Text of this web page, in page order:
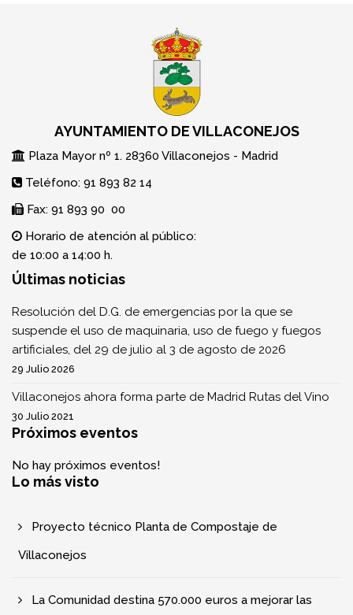
AYUNTAMIENTO DE VILLACONEJOS
Plaza Mayor nº 1. 28360 Villaconejos - Madrid
Teléfono: 91 893 82 14
Fax: 91 893 90 00
Horario de atención al público:
de 10:00 a 14:00 h.
Últimas noticias
Resolución del D.G. de emergencias por la que se
suspende el uso de maquinaria, uso de fuego y fuegos
artificiales, del 29 de julio al 3 de agosto de 2026
29 Julio 2026
Villaconejos ahora forma parte de Madrid Rutas del Vino
30 Julio 2021
Próximos eventos
No hay próximos eventos!
Lo más visto
Proyecto técnico Planta de Compostaje de
Villaconejos
La Comunidad destina 570.000 euros a mejorar las